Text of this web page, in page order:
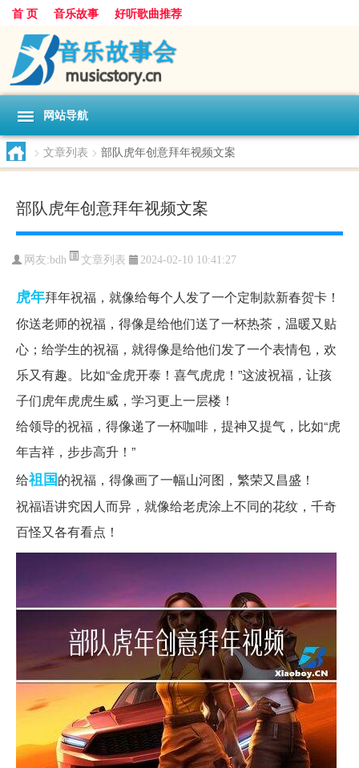
首 页 音乐故事 好听歌曲推荐
网站导航
> 文章列表 > 部队虎年创意拜年视频文案
部队虎年创意拜年视频文案
网友:bdh 文章列表 2024-02-10 10:41:27
虎年拜年祝福，就像给每个人发了一个定制款新春贺卡！
你送老师的祝福，得像是给他们送了一杯热茶，温暖又贴
心；给学生的祝福，就得像是给他们发了一个表情包，欢
乐又有趣。比如“金虎开泰！喜气虎虎！”这波祝福，让孩
子们虎年虎虎生威，学习更上一层楼！
给领导的祝福，得像递了一杯咖啡，提神又提气，比如“虎
年吉祥，步步高升！”
给祖国的祝福，得像画了一幅山河图，繁荣又昌盛！
祝福语讲究因人而异，就像给老虎涂上不同的花纹，千奇
百怪又各有看点！